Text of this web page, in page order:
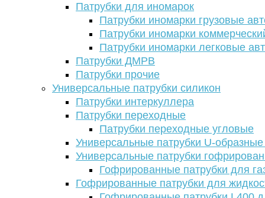
Патрубки для иномарок
Патрубки иномарки грузовые
Патрубки иномарки
Патрубки иномарки легковые
Патрубки ДМРВ
Патрубки прочие
Универсальные патрубки силикон
Патрубки интеркуллера
Патрубки переходные
Патрубки переходные угловые
Универсальные патрубки U-
Универсальные патрубки
Гофрированные патрубки для
Гофрированные патрубки для